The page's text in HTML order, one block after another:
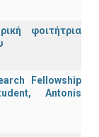
φοιτήτρια
Fellowship
Antonis